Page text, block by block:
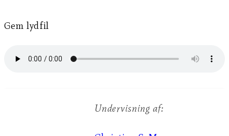
Gem lydfil
Undervisning af: